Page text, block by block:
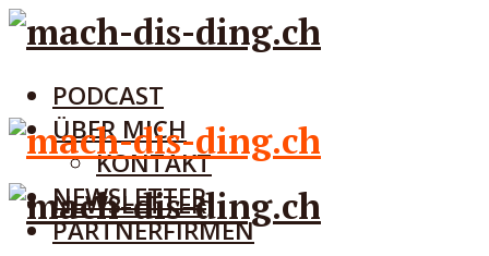
PODCAST
ÜBER MICH
KONTAKT
NEWSLETTER
PARTNERFIRMEN
NEWSLETTER